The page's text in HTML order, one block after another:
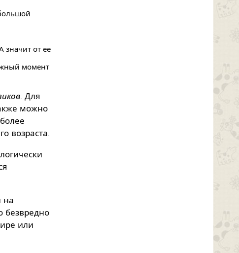
значит от ее
момент
. Для
можно
возраста.
на
безвредно
или